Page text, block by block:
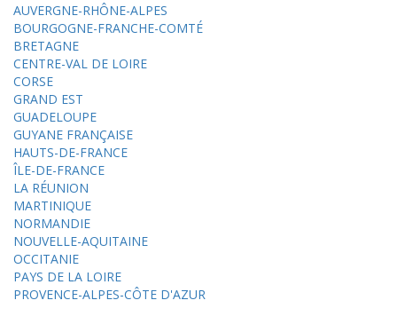
AUVERGNE-RHÔNE-ALPES
BOURGOGNE-FRANCHE-COMTÉ
BRETAGNE
CENTRE-VAL DE LOIRE
CORSE
GRAND EST
GUADELOUPE
GUYANE FRANÇAISE
HAUTS-DE-FRANCE
ÎLE-DE-FRANCE
LA RÉUNION
MARTINIQUE
NORMANDIE
NOUVELLE-AQUITAINE
OCCITANIE
PAYS DE LA LOIRE
PROVENCE-ALPES-CÔTE D'AZUR